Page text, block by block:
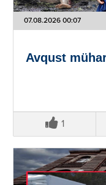
07.08.2026 00:07
Avqust
1